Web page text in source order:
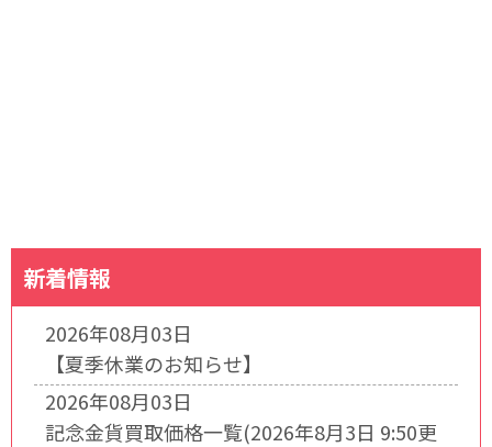
新着情報
2026年08月03日
【夏季休業のお知らせ】
2026年08月03日
記念金貨買取価格一覧(2026年8月3日 9:50更